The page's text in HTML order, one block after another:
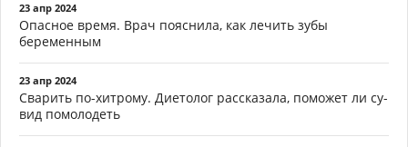
23 апр 2024
Опасное время. Врач пояснила, как лечить зубы
беременным
23 апр 2024
Сварить по-хитрому. Диетолог рассказала, поможет ли су-
вид помолодеть